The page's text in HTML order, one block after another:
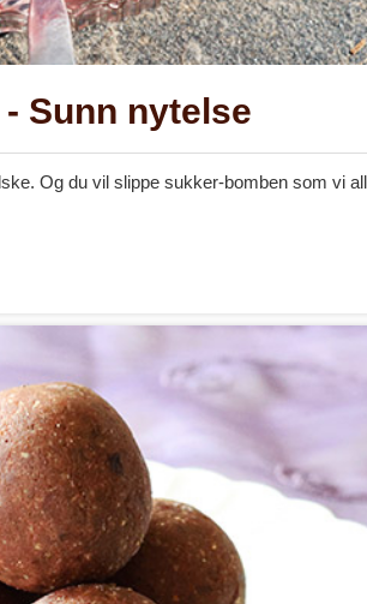
Sunn nytelse
Og du vil slippe sukker-bomben som vi